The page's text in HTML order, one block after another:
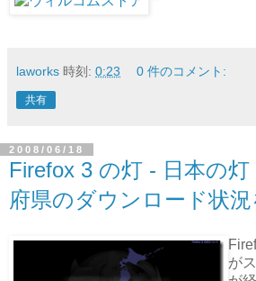
laworks 時刻: 0:23 0 件のコメント:
共有
2008/06/18
Firefox 3 の灯 ‐ 日本の
府県のダウンロード状
が